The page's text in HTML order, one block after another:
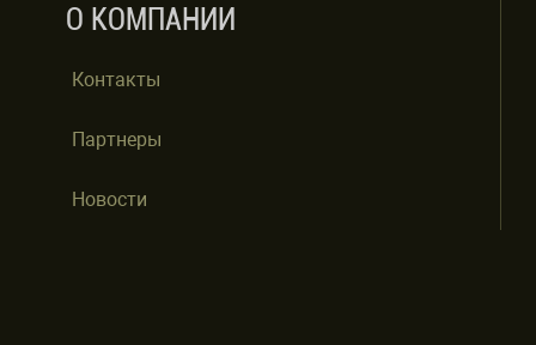
О КОМПАНИИ
Контакты
Партнеры
Новости